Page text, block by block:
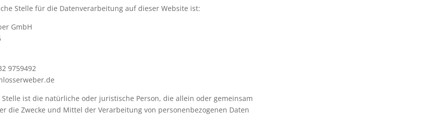
Stelle für die Datenverarbeitung auf dieser Website ist:
GmbH
9759492
ist die natürliche oder juristische Person, die allein oder gemeinsam
die Zwecke und Mittel der Verarbeitung von personenbezogenen Daten